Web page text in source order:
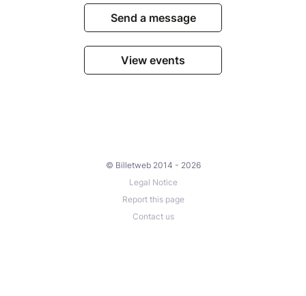
Send a message
View events
© Billetweb 2014 - 2026
Legal Notice
Report this page
Contact us